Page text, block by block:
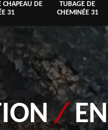
CHAPEAU DE
31
TUBAGE DE
CHEMINÉE 31
/